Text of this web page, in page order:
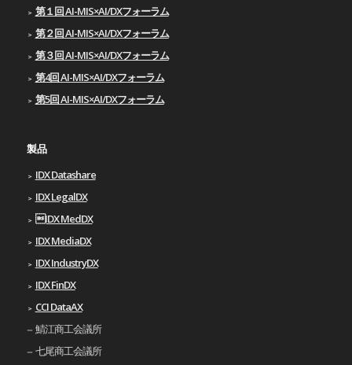
第１回 AI-MIS×AI/DXフォーラム
第２回 AI-MIS×AI/DXフォーラム
第３回 AI-MIS×AI/DXフォーラム
第4回 AI-MIS×AI/DXフォーラム
第5回 AI-MIS×AI/DXフォーラム
製品
IDX Datashare
IDX LegalDX
IDX MedDX
IDX MediaDX
IDX IndustryDX
IDX FinDX
CCI DataAX
鯖江商工会議所
七尾商工会議所